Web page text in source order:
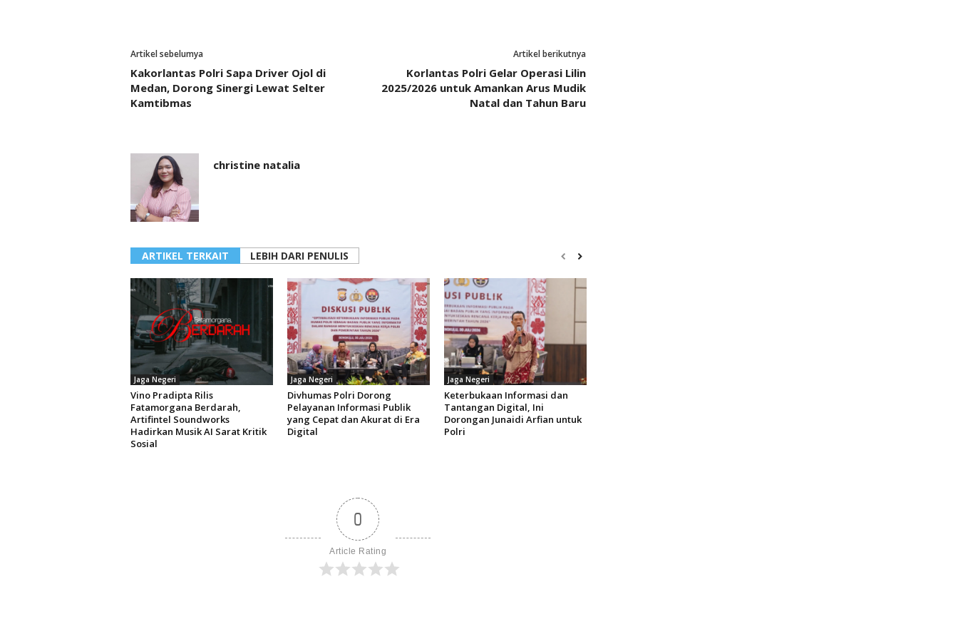
Artikel sebelumya
Kakorlantas Polri Sapa Driver Ojol di
Medan, Dorong Sinergi Lewat Selter
Kamtibmas
Artikel berikutnya
Korlantas Polri Gelar Operasi Lilin
2025/2026 untuk Amankan Arus Mudik
Natal dan Tahun Baru
christine natalia
ARTIKEL TERKAIT LEBIH DARI PENULIS
Jaga Negeri
Vino Pradipta Rilis
Fatamorgana Berdarah,
Artifintel Soundworks
Hadirkan Musik AI Sarat Kritik
Sosial
Jaga Negeri
Divhumas Polri Dorong
Pelayanan Informasi Publik
yang Cepat dan Akurat di Era
Digital
Jaga Negeri
Keterbukaan Informasi dan
Tantangan Digital, Ini
Dorongan Junaidi Arfian untuk
Polri
0
Article Rating